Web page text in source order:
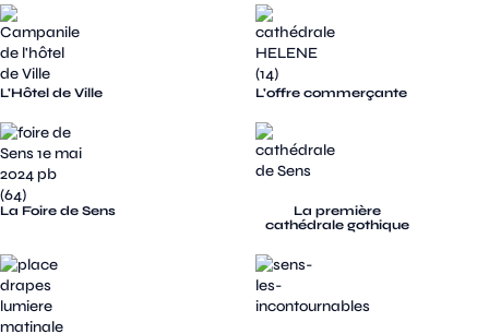
L'Hôtel de Ville L'offre commerçante
La Foire de Sens
La première
cathédrale gothique